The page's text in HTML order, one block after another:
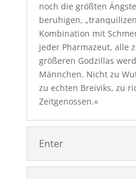
noch die größten
beruhigen,
Kombination mit
jeder Pharmazeut, alle
größeren Godzillas
Männchen. Nicht zu
zu echten Breiviks, zu
Zeitgenossen.«
Enter